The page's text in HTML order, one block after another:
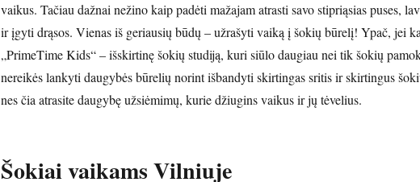
vaikus. Tačiau dažnai nežino kaip padėti mažajam atrasti savo stipriąsias puses,
ir įgyti drąsos. Vienas iš geriausių būdų – užrašyti vaiką į šokių būrelį! Ypač, jei
„PrimeTime Kids“ – išskirtinę šokių studiją, kuri siūlo daugiau nei tik šokių
nereikės lankyti daugybės būrelių norint išbandyti skirtingas sritis ir skirtingus
nes čia atrasite daugybę užsiėmimų, kurie džiugins vaikus ir jų tėvelius.
Šokiai vaikams Vilniuje